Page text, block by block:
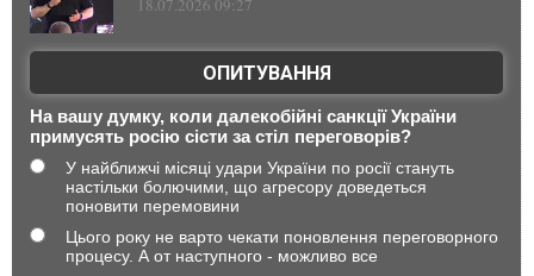
18.07.2026 09:27
ОПИТУВАННЯ
На вашу думку, коли далекобійні санкції України
примусять росію сісти за стіл переговорів?
У найближчі місяці удари України по росії стануть
настільки болючими, що агресору доведеться
поновити перемовини
Цього року не варто чекати поновлення переговорного
процесу. А от наступного - можливо все